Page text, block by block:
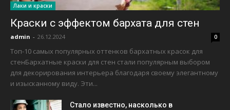
Лаки и краски
Краски с эффектом бархата для стен
admin - 26.12.2024 0
Топ-10 самых популярных оттенков бархатных красок для
стенБархатные краски для стен стали популярным выбором
для декорирования интерьера благодаря своему элегантному
и изысканному виду. Эти...
Стало известно, насколько в